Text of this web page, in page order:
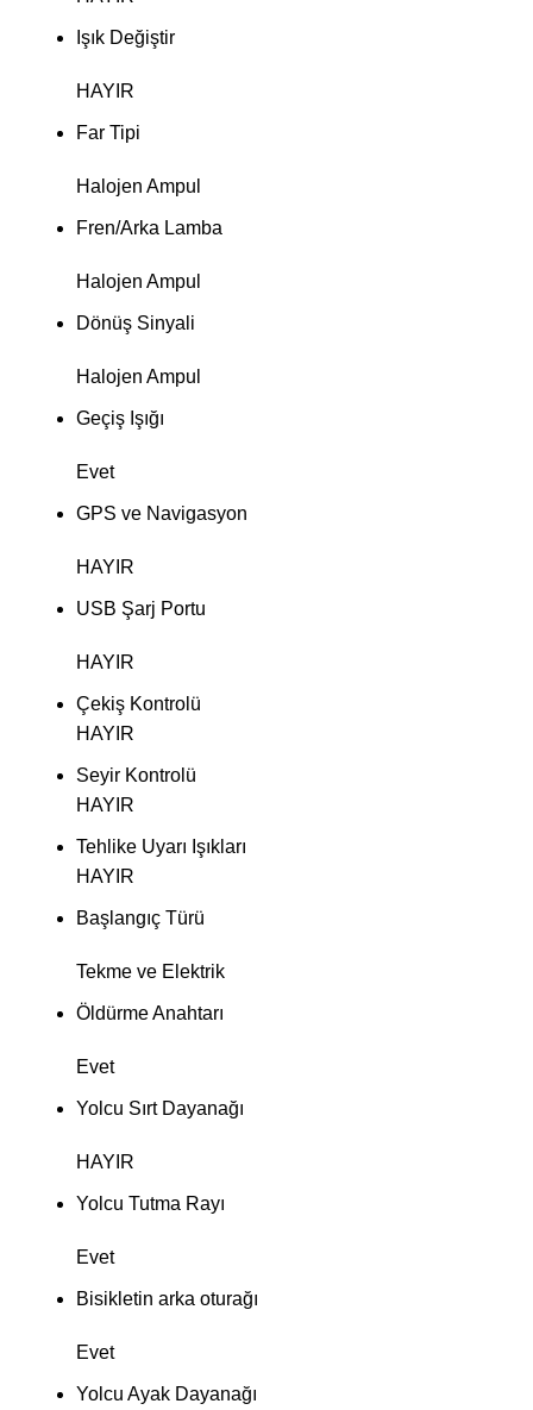
Işık Değiştir
HAYIR
Far Tipi
Halojen Ampul
Fren/Arka Lamba
Halojen Ampul
Dönüş Sinyali
Halojen Ampul
Geçiş Işığı
Evet
GPS ve Navigasyon
HAYIR
USB Şarj Portu
HAYIR
Çekiş Kontrolü
HAYIR
Seyir Kontrolü
HAYIR
Tehlike Uyarı Işıkları
HAYIR
Başlangıç ​​Türü
Tekme ve Elektrik
Öldürme Anahtarı
Evet
Yolcu Sırt Dayanağı
HAYIR
Yolcu Tutma Rayı
Evet
Bisikletin arka oturağı
Evet
Yolcu Ayak Dayanağı